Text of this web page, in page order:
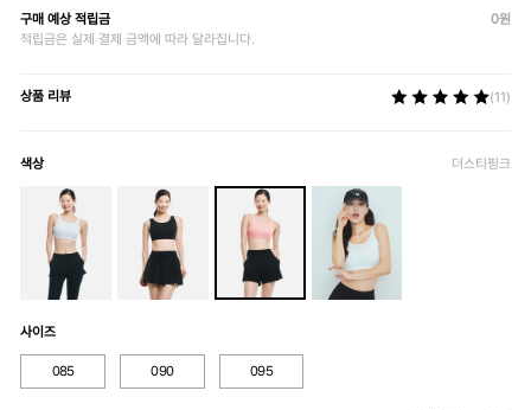
구매 예상 적립금 0원
적립금은 실제 결제 금액에 따라 달라집니다.
상품 리뷰 (11)
색상 더스티핑크
사이즈
085 090 095